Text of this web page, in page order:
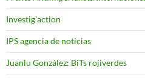
Investig'action
IPS agencia de noticias
Juanlu González: BiTs rojiverdes